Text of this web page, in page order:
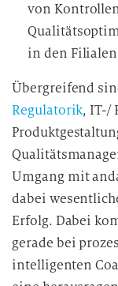
von
in den
Übergreifend
Regulatorik, IT-/
Umgang mit
dabei
Erfolg. Dabei
gerade bei
intelligenten